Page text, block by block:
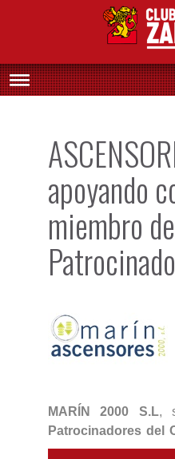
apoyando
miembro
MARÍN 2000 S.L,
Patrocinadores del